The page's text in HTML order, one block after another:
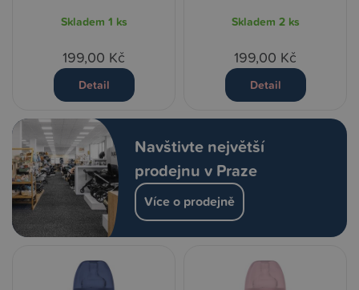
Navštivte největší
prodejnu v Praze
Více o prodejně
Skladem 1 ks
199,00 Kč
Detail
Skladem 2 ks
199,00 Kč
Detail